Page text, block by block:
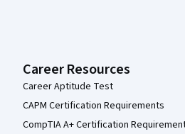
Career Resources
Career Aptitude Test
CAPM Certification Requirements
CompTIA A+ Certification